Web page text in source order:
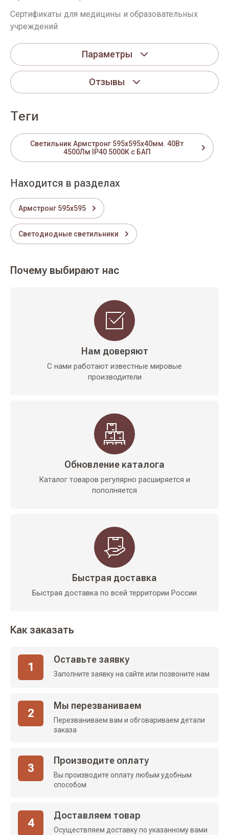
Сертификаты для медицины и образовательных
учреждений
Параметры
Отзывы
теги
Светильник Армстронг 595х595х40мм. 40Вт
4500Лм IP40 5000К с БАП
Находится в разделах
Армстронг 595х595
Светодиодные светильники
Почему выбирают нас
Нам доверяют
С нами работают известные мировые
производители
Обновление каталога
Каталог товаров регулярно расширяется и
пополняется
Быстрая доставка
Быстрая доставка по всей территории России
Как заказать
1
Оставьте заявку
Заполните заявку на сайте или позвоните нам
2
Мы перезваниваем
Перезваниваем вам и обговариваем детали
заказа
3
Производите оплату
Вы производите оплату любым удобным
способом
4
Доставляем товар
Осуществляем доставку по указанному вами